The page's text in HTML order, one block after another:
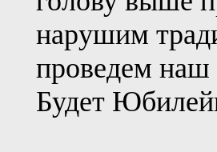
нарушим
проведем наш
Будет